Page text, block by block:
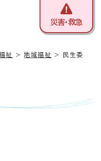
災害・救急
祉 >地域福祉
> 民生委